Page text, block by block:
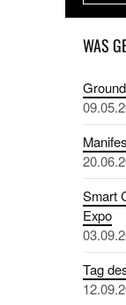
WAS
Smart
Expo
Tag